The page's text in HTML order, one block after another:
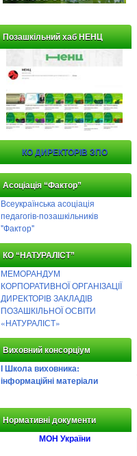
Позашкільний хаб НЕНЦ
КО ДИРЕКТОРІВ ЗПО
Асоціація “Фактор”
Всеукраїнська асоціація
педагогів-позашкільників
"Фактор"
КО “НАТУРАЛІСТ”
МЕМОРАНДУМ
КОРПОРАТИВНОЇ ОРГАНІЗАЦІЇ
ДИРЕКТОРІВ ЗАКЛАДІВ
ПОЗАШКІЛЬНОЇ ОСВІТИ
«НАТУРАЛІСТ»
Виховний консорціум
І Школа виховника:
інформаційні матеріали
Нормативні документи
МОН України